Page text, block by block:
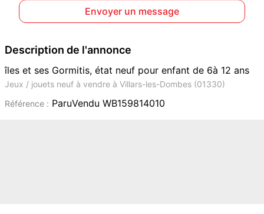
Envoyer un message
Description de l'annonce
îles et ses Gormitis, état neuf pour enfant de 6à 12 ans
Jeux / jouets neuf à vendre à Villars-les-Dombes (01330)
Référence : ParuVendu WB159814010